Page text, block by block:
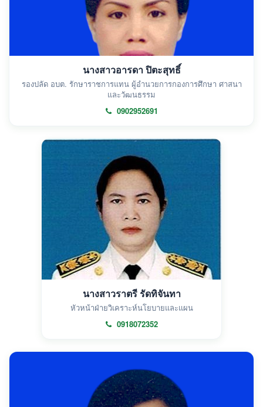
นางสาวอารดา ปิตะสุทธิ์
รองปลัด อบต. รักษาราชการแทน ผู้อำนวยการกองการศึกษา ศาสนา
และวัฒนธรรม
0902952691
นางสาวราตรี รัดทิจันทา
หัวหน้าฝ่ายวิเคราะห์นโยบายและแผน
0918072352